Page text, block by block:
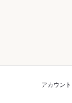
アカウン